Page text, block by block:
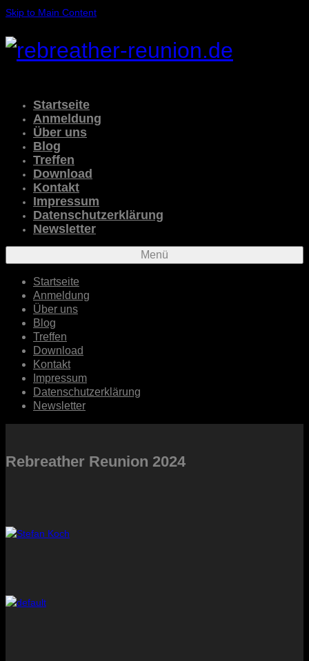
Skip to Main Content
Startseite
Anmeldung
Über uns
Blog
Treffen
Download
Kontakt
Impressum
Datenschutzerklärung
Newsletter
Menü
Startseite
Anmeldung
Über uns
Blog
Treffen
Download
Kontakt
Impressum
Datenschutzerklärung
Newsletter
Rebreather Reunion 2024